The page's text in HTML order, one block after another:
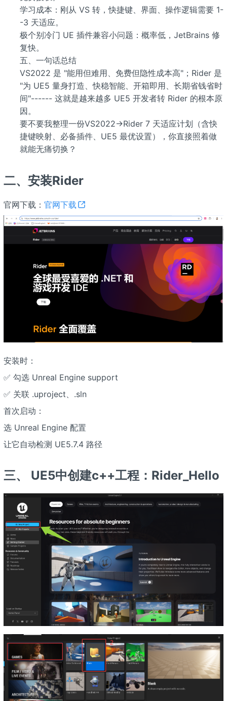
学习成本：刚从 VS 转，快捷键、界面、操作逻辑需要 1-
-3 天适应。
极个别冷门 UE 插件兼容小问题：概率低，JetBrains 修
复快。
五、一句话总结
VS2022 是 "能用但难用、免费但隐性成本高"；Rider 是
"为 UE5 量身打造、快稳智能、开箱即用、长期省钱省时
间"------ 这就是越来越多 UE5 开发者转 Rider 的根本原
因。
要不要我整理一份VS2022→Rider 7 天适应计划（含快
捷键映射、必备插件、UE5 最优设置），你直接照着做
就能无痛切换？
二、安装Rider
官网下载： 官网下载
安装时：
✅ 勾选 Unreal Engine support
✅ 关联 .uproject、.sln
首次启动：
选 Unreal Engine 配置
让它自动检测 UE5.7.4 路径
三、 UE5中创建c++工程：Rider_Hello